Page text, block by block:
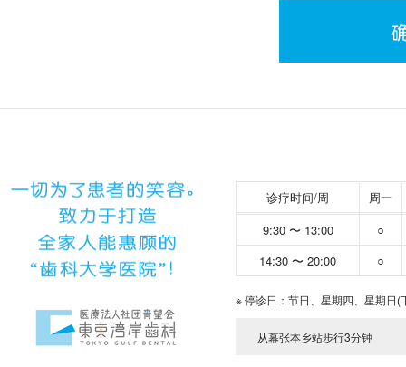
诊疗时间/周
周一
9:30 〜 13:00
○
14:30 〜 20:00
○
※ 停诊日：节日、星期四、星期日(
从幕张本乡站步行3分钟